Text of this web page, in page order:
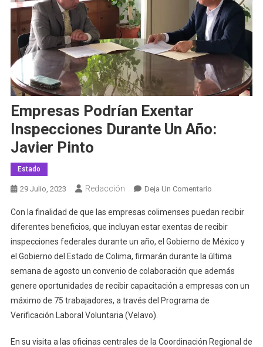
Empresas Podrían Exentar
Inspecciones Durante Un Año:
Javier Pinto
Estado
29 Julio, 2023 Redacción Deja Un ComentarioEn
Podrían
Exentar
Inspecciones
Durante
Un
Año:
Con la finalidad de que las empresas colimenses puedan recibir
diferentes beneficios, que incluyan estar exentas de recibir
inspecciones federales durante un año, el Gobierno de México y
el Gobierno del Estado de Colima, firmarán durante la última
semana de agosto un convenio de colaboración que además
genere oportunidades de recibir capacitación a empresas con un
máximo de 75 trabajadores, a través del Programa de
Verificación Laboral Voluntaria (Velavo).
En su visita a las oficinas centrales de la Coordinación Regional de